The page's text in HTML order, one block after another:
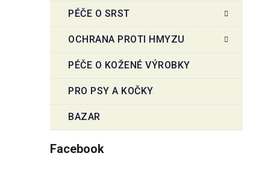
PÉČE O SRST
OCHRANA PROTI HMYZU
PÉČE O KOŽENÉ VÝROBKY
PRO PSY A KOČKY
BAZAR
Facebook